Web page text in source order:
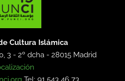
Cultura Islámica
3 - 2º dcha -28015 Madrid